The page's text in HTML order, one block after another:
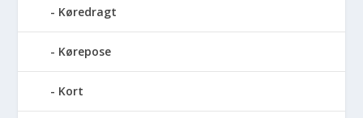
Køredragt
Kørepose
Kort